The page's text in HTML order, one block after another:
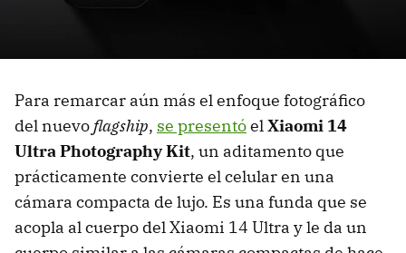
Para remarcar aún más el enfoque fotográfico
del nuevo flagship, se presentóel Xiaomi 14
Ultra Photography Kit, un aditamento que
prácticamente convierte el celular en una
cámara compacta de lujo. Es una funda que se
acopla al cuerpo del Xiaomi 14 Ultra y le da un